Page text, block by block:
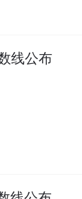
线公布